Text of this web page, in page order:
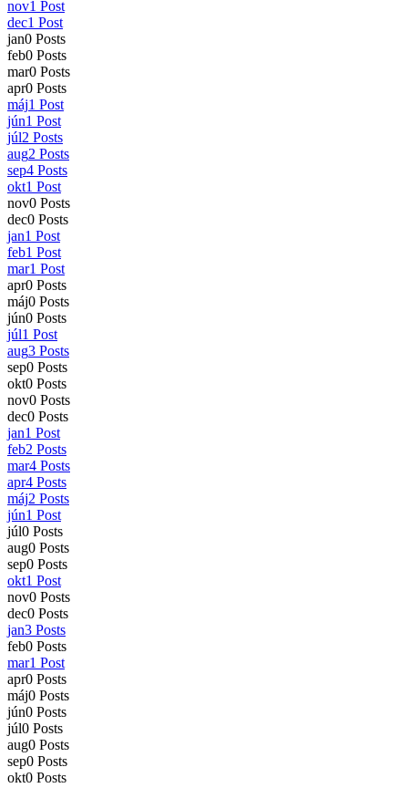
nov1 Post
dec1 Post
jan0 Posts
feb0 Posts
mar0 Posts
apr0 Posts
máj1 Post
jún1 Post
júl2 Posts
aug2 Posts
sep4 Posts
okt1 Post
nov0 Posts
dec0 Posts
jan1 Post
feb1 Post
mar1 Post
apr0 Posts
máj0 Posts
jún0 Posts
júl1 Post
aug3 Posts
sep0 Posts
okt0 Posts
nov0 Posts
dec0 Posts
jan1 Post
feb2 Posts
mar4 Posts
apr4 Posts
máj2 Posts
jún1 Post
júl0 Posts
aug0 Posts
sep0 Posts
okt1 Post
nov0 Posts
dec0 Posts
jan3 Posts
feb0 Posts
mar1 Post
apr0 Posts
máj0 Posts
jún0 Posts
júl0 Posts
aug0 Posts
sep0 Posts
okt0 Posts